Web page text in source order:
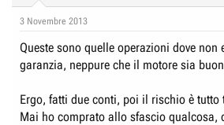
3 Novembre 2013
Queste sono quelle operazioni dove non
garanzia, neppure che il motore sia
Ergo, fatti due conti, poi il rischio è tutto
Mai ho comprato allo sfascio qualcosa,